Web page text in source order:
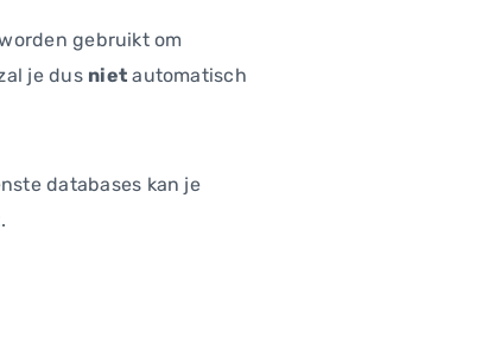
gebruikt om
je dus niet automatisch
databases kan je